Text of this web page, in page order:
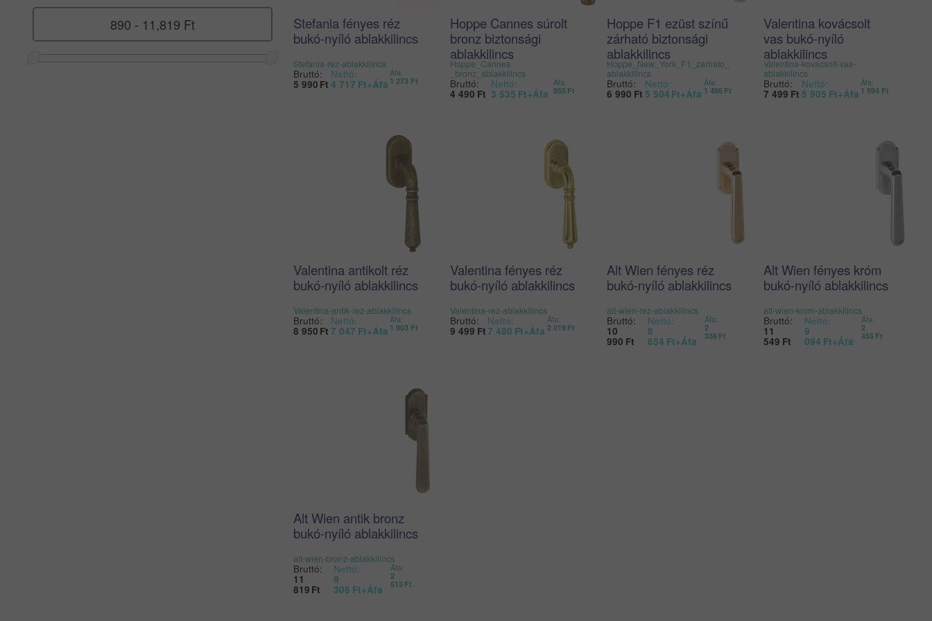
Stefania fényes réz
bukó-nyíló ablakkilincs
Stefania-rez-ablakkilincs
Bruttó:
5 990 Ft
Nettó:
4 717 Ft+Áfa
Áfa:
1 273 Ft
Hoppe Cannes súrolt
bronz biztonsági
ablakkilincs
Hoppe_Cannes
_bronz_ablakkilincs
Bruttó:
4 490 Ft
Nettó:
3 535 Ft+Áfa
Áfa:
955 Ft
Hoppe F1 ezüst színű
zárható biztonsági
ablakkilincs
Hoppe_New_York_F1_zarhato_
ablakkilincs
Bruttó:
6 990 Ft
Nettó:
5 504 Ft+Áfa
Áfa:
1 486 Ft
Valentina kovácsolt
vas bukó-nyíló
ablakkilincs
Valentina-kovacsolt-vas-
ablakkilincs
Bruttó:
7 499 Ft
Nettó:
5 905 Ft+Áfa
Áfa:
1 594 Ft
Valentina antikolt réz
bukó-nyíló ablakkilincs
Valentina-antik-rez-ablakkilincs
Bruttó:
8 950 Ft
Nettó:
7 047 Ft+Áfa
Áfa:
1 903 Ft
Valentina fényes réz
bukó-nyíló ablakkilincs
Valentina-rez-ablakkilincs
Bruttó:
9 499 Ft
Nettó:
7 480 Ft+Áfa
Áfa:
2 019 Ft
Alt Wien fényes réz
bukó-nyíló ablakkilincs
alt-wien-rez-ablakkilincs
Bruttó:
10
990 Ft
Nettó:
8
654 Ft+Áfa
Áfa:
2
336 Ft
Alt Wien fényes króm
bukó-nyíló ablakkilincs
alt-wien-krom-ablakkilincs
Bruttó:
11
549 Ft
Nettó:
9
094 Ft+Áfa
Áfa:
2
455 Ft
Alt Wien antik bronz
bukó-nyíló ablakkilincs
alt-wien-bronz-ablakkilincs
Bruttó:
11
819 Ft
Nettó:
9
306 Ft+Áfa
Áfa:
2
513 Ft